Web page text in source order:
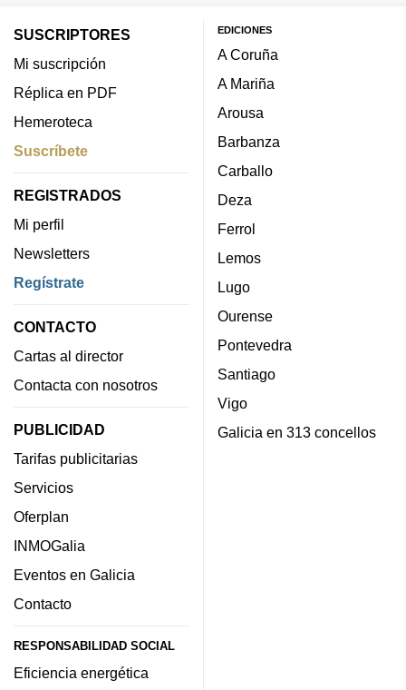
SUSCRIPTORES
Mi suscripción
Réplica en PDF
Hemeroteca
Suscríbete
REGISTRADOS
Mi perfil
Newsletters
Regístrate
CONTACTO
Cartas al director
Contacta con nosotros
PUBLICIDAD
Tarifas publicitarias
Servicios
Oferplan
INMOGalia
Eventos en Galicia
Contacto
RESPONSABILIDAD SOCIAL
Eficiencia energética
EDICIONES
A Coruña
A Mariña
Arousa
Barbanza
Carballo
Deza
Ferrol
Lemos
Lugo
Ourense
Pontevedra
Santiago
Vigo
Galicia en 313 concellos